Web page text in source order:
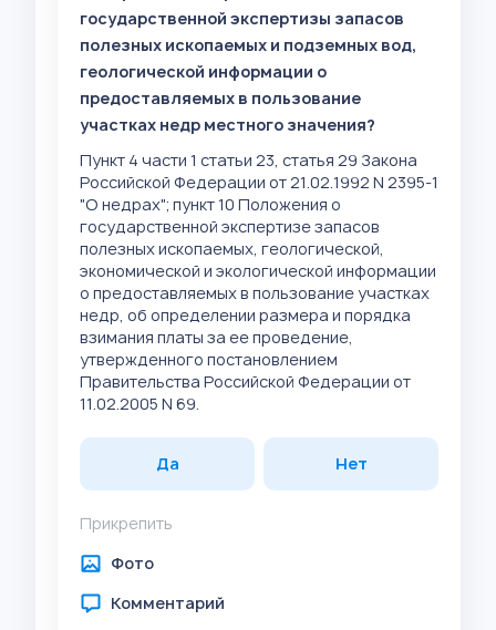
государственной экспертизы запасов
полезных ископаемых и подземных вод,
геологической информации о
предоставляемых в пользование
участках недр местного значения?
Пункт 4 части 1 статьи 23, статья 29 Закона
Российской Федерации от 21.02.1992 N 2395-1
"О недрах"; пункт 10 Положения о
государственной экспертизе запасов
полезных ископаемых, геологической,
экономической и экологической информации
о предоставляемых в пользование участках
недр, об определении размера и порядка
взимания платы за ее проведение,
утвержденного постановлением
Правительства Российской Федерации от
11.02.2005 N 69.
Да Нет
Прикрепить
Фото
Комментарий